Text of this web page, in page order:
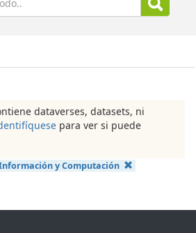
dataverses, datasets, ni
para ver si puede
y Computación